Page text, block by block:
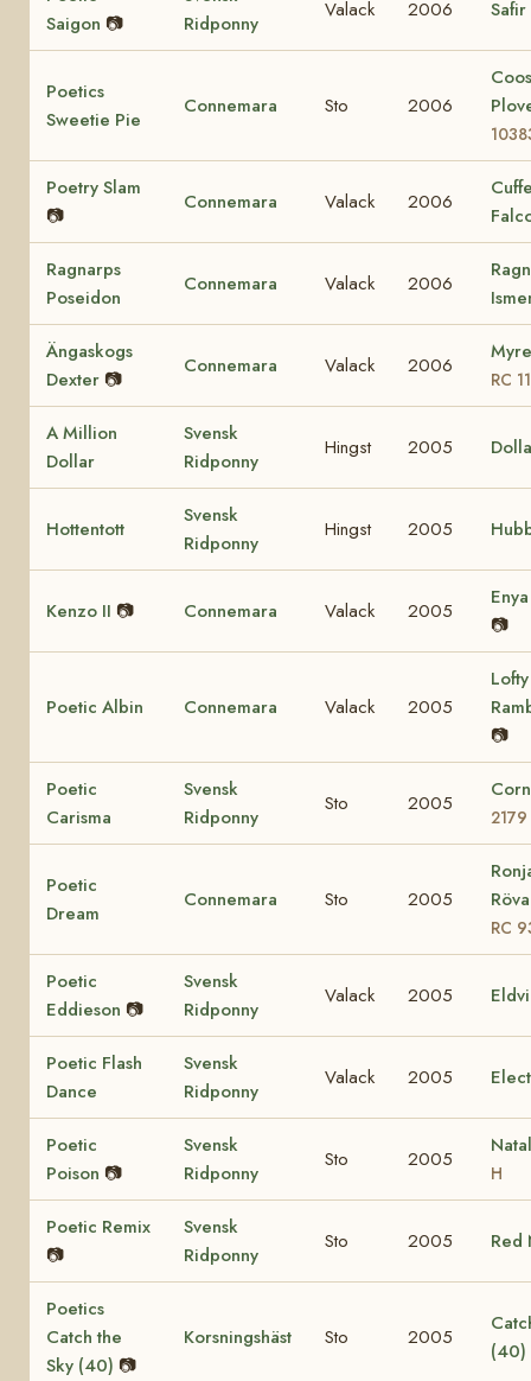
Saigon 📷
Ridponny
Valack 2006 Safir
Poetics
Sweetie Pie
Connemara Sto 2006
Poetry Slam
📷
Connemara Valack 2006
Ragnarps
Poseidon
Connemara Valack 2006
Ängaskogs
Dexter 📷
Connemara Valack 2006
RC
A Million
Dollar
Svensk
Ridponny
Hingst 2005
Hottentott
Svensk
Ridponny
Hingst 2005
Kenzo II 📷 Connemara Valack 2005
📷
Poetic Albin Connemara Valack 2005
📷
Poetic
Carisma
Svensk
Ridponny
Sto 2005
2179
Poetic
Dream
Connemara Sto 2005
RC
Poetic
Eddieson 📷
Svensk
Ridponny
Valack 2005
Poetic Flash
Dance
Svensk
Ridponny
Valack 2005
Poetic
Poison 📷
Svensk
Ridponny
Sto 2005
H
Poetic Remix
📷
Svensk
Ridponny
Sto 2005 Red
Poetics
Catch the
Sky (40) 📷
Korsningshäst Sto 2005
(40)